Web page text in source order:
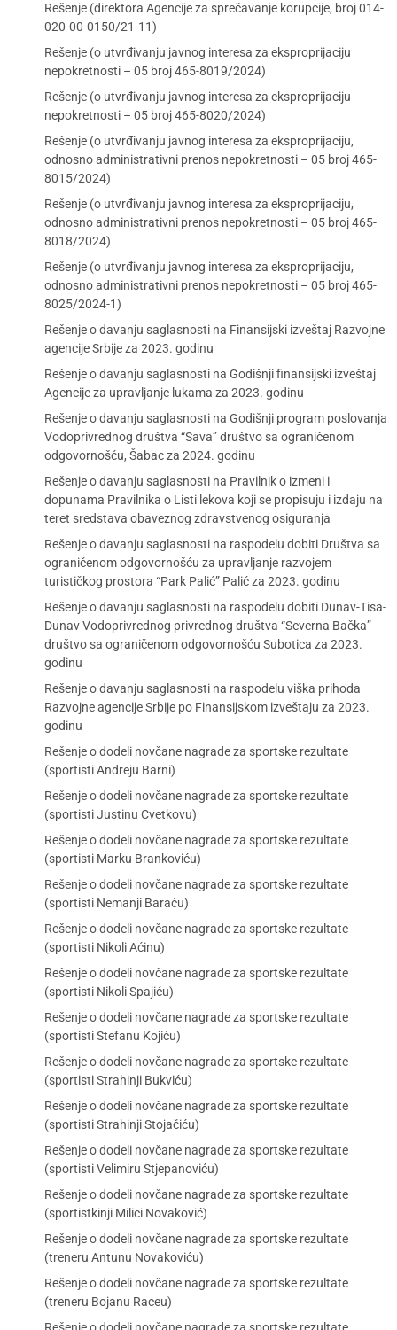
Rešenje (direktora Agencije za sprečavanje korupcije, broj 014-
020-00-0150/21-11)
Rešenje (o utvrđivanju javnog interesa za eksproprijaciju
nepokretnosti – 05 broj 465-8019/2024)
Rešenje (o utvrđivanju javnog interesa za eksproprijaciju
nepokretnosti – 05 broj 465-8020/2024)
Rešenje (o utvrđivanju javnog interesa za eksproprijaciju,
odnosno administrativni prenos nepokretnosti – 05 broj 465-
8015/2024)
Rešenje (o utvrđivanju javnog interesa za eksproprijaciju,
odnosno administrativni prenos nepokretnosti – 05 broj 465-
8018/2024)
Rešenje (o utvrđivanju javnog interesa za eksproprijaciju,
odnosno administrativni prenos nepokretnosti – 05 broj 465-
8025/2024-1)
Rešenje o davanju saglasnosti na Finansijski izveštaj Razvojne
agencije Srbije za 2023. godinu
Rešenje o davanju saglasnosti na Godišnji finansijski izveštaj
Agencije za upravljanje lukama za 2023. godinu
Rešenje o davanju saglasnosti na Godišnji program poslovanja
Vodoprivrednog društva “Sava” društvo sa ograničenom
odgovornošću, Šabac za 2024. godinu
Rešenje o davanju saglasnosti na Pravilnik o izmeni i
dopunama Pravilnika o Listi lekova koji se propisuju i izdaju na
teret sredstava obaveznog zdravstvenog osiguranja
Rešenje o davanju saglasnosti na raspodelu dobiti Društva sa
ograničenom odgovornošću za upravljanje razvojem
turističkog prostora “Park Palić” Palić za 2023. godinu
Rešenje o davanju saglasnosti na raspodelu dobiti Dunav-Tisa-
Dunav Vodoprivrednog privrednog društva “Severna Bačka”
društvo sa ograničenom odgovornošću Subotica za 2023.
godinu
Rešenje o davanju saglasnosti na raspodelu viška prihoda
Razvojne agencije Srbije po Finansijskom izveštaju za 2023.
godinu
Rešenje o dodeli novčane nagrade za sportske rezultate
(sportisti Andreju Barni)
Rešenje o dodeli novčane nagrade za sportske rezultate
(sportisti Justinu Cvetkovu)
Rešenje o dodeli novčane nagrade za sportske rezultate
(sportisti Marku Brankoviću)
Rešenje o dodeli novčane nagrade za sportske rezultate
(sportisti Nemanji Baraću)
Rešenje o dodeli novčane nagrade za sportske rezultate
(sportisti Nikoli Aćinu)
Rešenje o dodeli novčane nagrade za sportske rezultate
(sportisti Nikoli Spajiću)
Rešenje o dodeli novčane nagrade za sportske rezultate
(sportisti Stefanu Kojiću)
Rešenje o dodeli novčane nagrade za sportske rezultate
(sportisti Strahinji Bukviću)
Rešenje o dodeli novčane nagrade za sportske rezultate
(sportisti Strahinji Stojačiću)
Rešenje o dodeli novčane nagrade za sportske rezultate
(sportisti Velimiru Stjepanoviću)
Rešenje o dodeli novčane nagrade za sportske rezultate
(sportistkinji Milici Novaković)
Rešenje o dodeli novčane nagrade za sportske rezultate
(treneru Antunu Novakoviću)
Rešenje o dodeli novčane nagrade za sportske rezultate
(treneru Bojanu Raceu)